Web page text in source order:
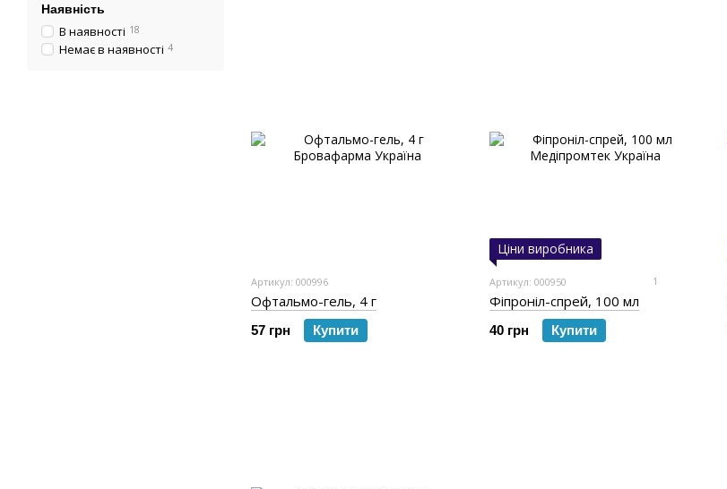
Артикул: 000996
Офтальмо-гель, 4 г
57 грн Купити
Ціни виробника
Артикул: 000950 1
Фіпроніл-спрей, 100 мл
40 грн Купити
Наявність
В наявності 18
Немає в наявності 4